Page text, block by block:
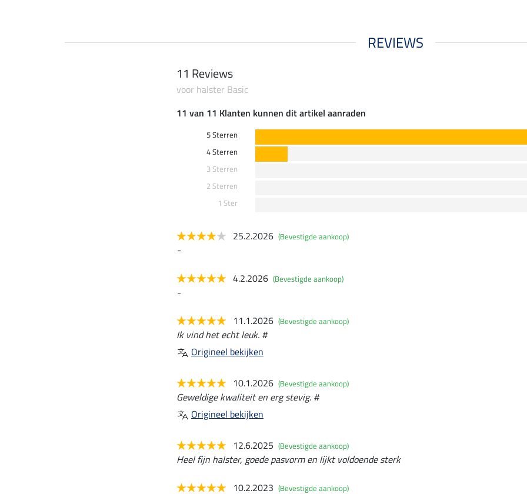
REVIEWS
11 Reviews
voor halster Basic
11 van 11 Klanten kunnen dit artikel aanraden
5 Sterren
4 Sterren
3 Sterren
2 Sterren
1 Ster
25.2.2026 (Bevestigde aankoop)
-
4.2.2026 (Bevestigde aankoop)
-
11.1.2026 (Bevestigde aankoop)
Ik vind het echt leuk. #
Origineel bekijken
10.1.2026 (Bevestigde aankoop)
Geweldige kwaliteit en erg stevig. #
Origineel bekijken
12.6.2025 (Bevestigde aankoop)
Heel fijn halster, goede pasvorm en lijkt voldoende sterk
10.2.2023 (Bevestigde aankoop)